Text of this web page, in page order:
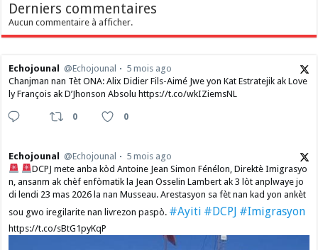
Derniers commentaires
Aucun commentaire à afficher.
Echojounal @Echojounal
5 mois ago
Chanjman nan Tèt ONA: Alix Didier Fils-Aimé Jwe yon Kat Estratejik ak Love
ly François ak D’Jhonson Absolu https://t.co/wkIZiemsNL
0 0
Echojounal @Echojounal
5 mois ago
DCPJ mete anba kòd Antoine Jean Simon Fénélon, Direktè Imigrasyo
n, ansanm ak chèf enfòmatik la Jean Osselin Lambert ak 3 lòt anplwaye jo
di lendi 23 mas 2026 la nan Musseau. Arestasyon sa fèt nan kad yon ankèt
sou gwo iregilarite nan livrezon paspò. #Ayiti #DCPJ #Imigrasyon
https://t.co/sBtG1pyKqP